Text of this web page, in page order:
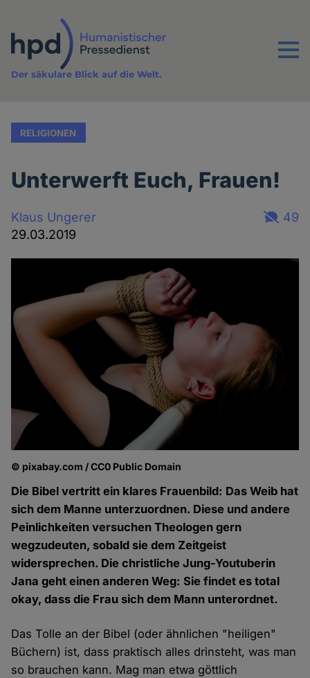
Inhalt
Menu
Der säkulare Blick auf die Welt.
RELIGIONEN
Unterwerft Euch, Frauen!
Klaus Ungerer
29.03.2019
49
© pixabay.com / CC0 Public Domain
Die Bibel vertritt ein klares Frauenbild: Das Weib hat
sich dem Manne unterzuordnen. Diese und andere
Peinlichkeiten versuchen Theologen gern
wegzudeuten, sobald sie dem Zeitgeist
widersprechen. Die christliche Jung-Youtuberin
Jana geht einen anderen Weg: Sie findet es total
okay, dass die Frau sich dem Mann unterordnet.
Das Tolle an der Bibel (oder ähnlichen "heiligen"
Büchern) ist, dass praktisch alles drinsteht, was man
so brauchen kann. Mag man etwa göttlich